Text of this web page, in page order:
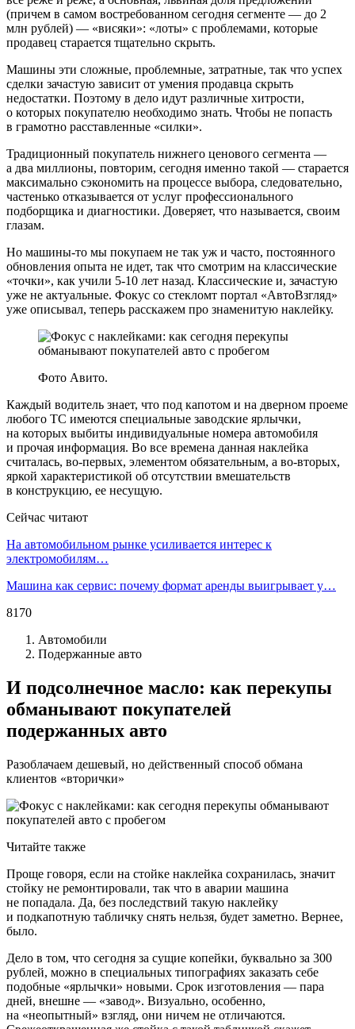
(причем в самом востребованном сегодня сегменте — до 2
млн рублей) — «висяки»: «лоты» с проблемами, которые
продавец старается тщательно скрыть.
Машины эти сложные, проблемные, затратные, так что успех
сделки зачастую зависит от умения продавца скрыть
недостатки. Поэтому в дело идут различные хитрости,
о которых покупателю необходимо знать. Чтобы не попасть
в грамотно расставленные «силки».
Традиционный покупатель нижнего ценового сегмента —
а два миллионы, повторим, сегодня именно такой — старается
максимально сэкономить на процессе выбора, следовательно,
частенько отказывается от услуг профессионального
подборщика и диагностики. Доверяет, что называется, своим
глазам.
Но машины-то мы покупаем не так уж и часто, постоянного
обновления опыта не идет, так что смотрим на классические
«точки», как учили 5-10 лет назад. Классические и, зачастую
уже не актуальные. Фокус со стекломт портал «АвтоВзгляд»
уже описывал, теперь расскажем про знаменитую наклейку.
Фото Авито.
Каждый водитель знает, что под капотом и на дверном проеме
любого ТС имеются специальные заводские ярлычки,
на которых выбиты индивидуальные номера автомобиля
и прочая информация. Во все времена данная наклейка
считалась, во-первых, элементом обязательным, а во-вторых,
яркой характеристикой об отсутствии вмешательств
в конструкцию, ее несущую.
Сейчас читают
На автомобильном рынке усиливается интерес к
электромобилям…
Машина как сервис: почему формат аренды выигрывает у…
8170
Автомобили
Подержанные авто
И подсолнечное масло: как перекупы
обманывают покупателей
подержанных авто
Разоблачаем дешевый, но действенный способ обмана
клиентов «вторички»
Читайте также
Проще говоря, если на стойке наклейка сохранилась, значит
стойку не ремонтировали, так что в аварии машина
не попадала. Да, без последствий такую наклейку
и подкапотную табличку снять нельзя, будет заметно. Вернее,
было.
Дело в том, что сегодня за сущие копейки, буквально за 300
рублей, можно в специальных типографиях заказать себе
подобные «ярлычки» новыми. Срок изготовления — пара
дней, внешне — «завод». Визуально, особенно,
на «неопытный» взгляд, они ничем не отличаются.